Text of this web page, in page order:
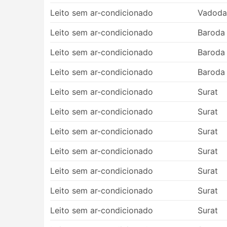
Contras de Viagens de Ônibus
Terminais de ônibus interurbanos
isso pode criar dificuldades extras
problema, já que em alguns destinos
preços podem subir. Calcule também o
Os ônibus são provavelmente o meio
comparação com os trens ou aviões.
ser imprevisível - acidentes, obras de
a viagens durante fins de semana, alta
Viajar em determinadas rotas ou
podem estar todas esgotadas,
Leito sem ar-condicionado
Leito sem ar-condicionado
Baroda
Leito sem ar-condicionado
Baroda
Leito sem ar-condicionado
Baroda
Leito sem ar-condicionado
Surat
Leito sem ar-condicionado
Surat
Leito sem ar-condicionado
Surat
Leito sem ar-condicionado
Surat
Leito sem ar-condicionado
Surat
Leito sem ar-condicionado
Surat
Leito sem ar-condicionado
Surat